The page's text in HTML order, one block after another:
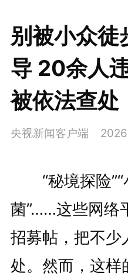
别被小众徒
导 20余人
被依法查处
央视新闻客户端
“秘境探险”“
菌”……这些网络
招募帖，把不少
处。然而，这样